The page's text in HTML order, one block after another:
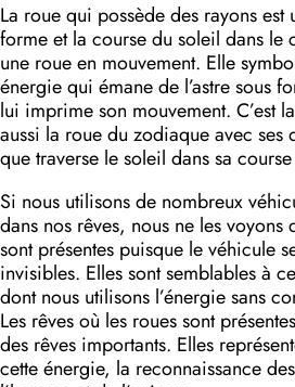
La roue qui possède des rayons est
forme et la course du soleil dans le
une roue en mouvement. Elle
énergie qui émane de l’astre sous
lui imprime son mouvement. C’est
aussi la roue du zodiaque avec ses
que traverse le soleil dans sa
Si nous utilisons de nombreux
dans nos rêves, nous ne les voyons
sont présentes puisque le véhicule
invisibles. Elles sont semblables à
dont nous utilisons l’énergie sans
Les rêves où les roues sont
des rêves importants. Elles
cette énergie, la reconnaissance